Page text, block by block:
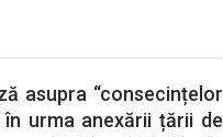
asupra “consecințelor
urma anexării țării de